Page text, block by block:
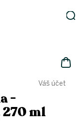
Váš účet
-
270 ml